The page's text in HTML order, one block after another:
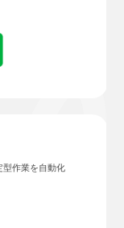
型作業を自動化